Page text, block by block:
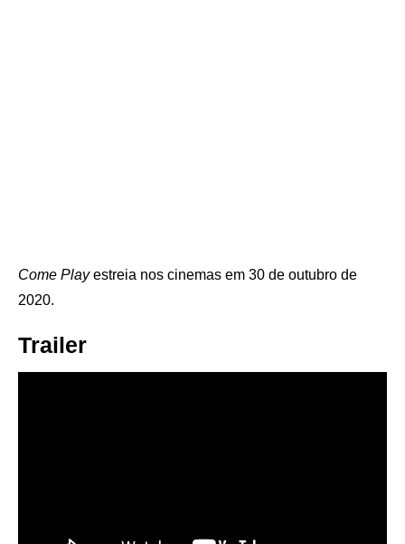
Come Playestreia nos cinemas em 30 de outubro de
2020.
Trailer